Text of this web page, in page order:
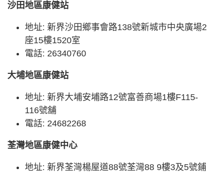
沙田地區康健站
地址: 新界沙田鄉事會路138號新城市中央廣場2
座15樓1520室
電話: 26340760
大埔地區康健站
地址: 新界大埔安埔路12號富善商場1樓F115-
116號舖
電話: 24682268
荃灣地區康健中心
地址: 新界荃灣楊屋道88號荃灣88 9樓3及5號鋪